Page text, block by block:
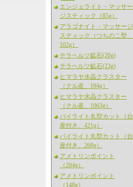
エンジェライト・マッサー
ジスティック（85g）
アラゴナイト・マッサージ
スティック（つちのこ型、
102g）
テラヘルツ鉱石(20g)
テラヘルツ鉱石(23g)
ヒマラヤ水晶クラスター
（クル産、194g）
ヒマラヤ水晶クラスター
（クル産、1063g）
パイライト丸型カット（台
座付き、421g）
パイライト丸型カット（台
座付き、268g）
アメトリンポイント
（204g）
アメトリンポイント
（148g）